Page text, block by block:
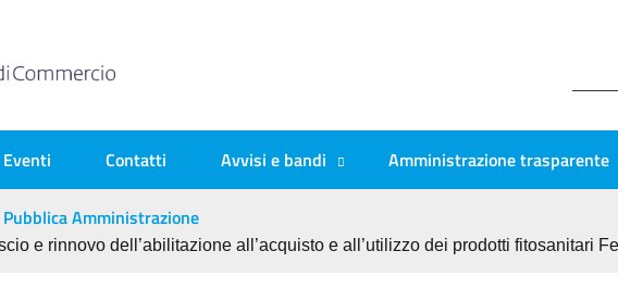
Eventi Contatti Avvisi e bandi Amministrazione trasparente
Amministrazione
e rinnovo dell’abilitazione all’acquisto e all’utilizzo dei prodotti fitosanitari